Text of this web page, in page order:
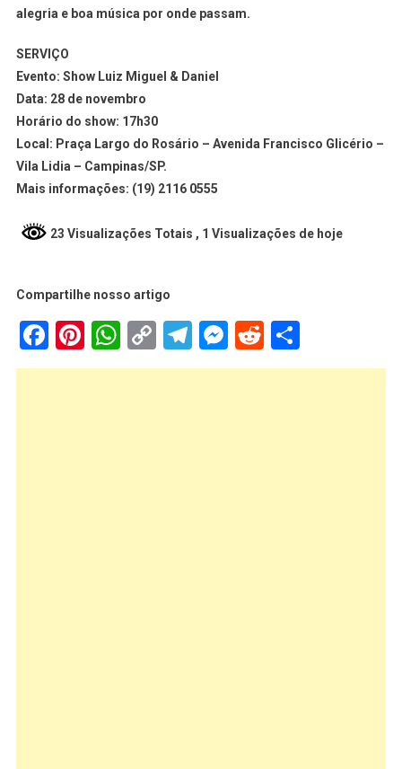
alegria e boa música por onde passam.
SERVIÇO
Evento: Show Luiz Miguel & Daniel
Data: 28 de novembro
Horário do show: 17h30
Local: Praça Largo do Rosário – Avenida Francisco Glicério –
Vila Lidia – Campinas/SP.
Mais informações: (19) 2116 0555
23 Visualizações Totais , 1 Visualizações de hoje
Compartilhe nosso artigo
Facebook
Pinterest
WhatsApp
Copy
Link
Telegram
Messenger
Reddit
Share